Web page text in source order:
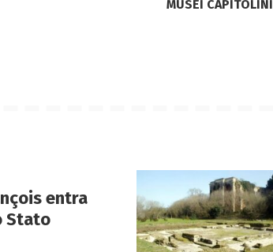
MUSEI CAPITOLINI
entra
Stato